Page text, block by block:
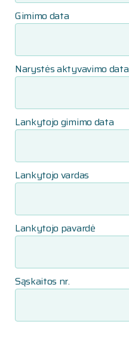
Gimimo data
Narystės aktyvavimo data
Lankytojo gimimo data
Lankytojo vardas
Lankytojo pavardė
Sąskaitos nr.